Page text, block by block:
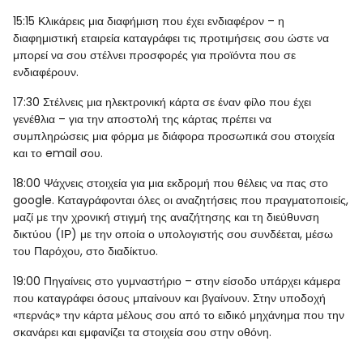
15:15 Κλικάρεις μια διαφήμιση που έχει ενδιαφέρον – η
διαφημιστική εταιρεία καταγράφει τις προτιμήσεις σου ώστε να
μπορεί να σου στέλνει προσφορές για προϊόντα που σε
ενδιαφέρουν.
17:30 Στέλνεις μια ηλεκτρονική κάρτα σε έναν φίλο που έχει
γενέθλια – για την αποστολή της κάρτας πρέπει να
συμπληρώσεις μια φόρμα με διάφορα προσωπικά σου στοιχεία
και το email σου.
18:00 Ψάχνεις στοιχεία για μια εκδρομή που θέλεις να πας στο
google. Καταγράφονται όλες οι αναζητήσεις που πραγματοποιείς,
μαζί με την χρονική στιγμή της αναζήτησης και τη διεύθυνση
δικτύου (ΙΡ) με την οποία ο υπολογιστής σου συνδέεται, μέσω
του Παρόχου, στο διαδίκτυο.
19:00 Πηγαίνεις στο γυμναστήριο – στην είσοδο υπάρχει κάμερα
που καταγράφει όσους μπαίνουν και βγαίνουν. Στην υποδοχή
«περνάς» την κάρτα μέλους σου από το ειδικό μηχάνημα που την
σκανάρει και εμφανίζει τα στοιχεία σου στην οθόνη.